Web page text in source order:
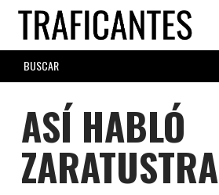
Skip
main
content
SEARCH
FORM
ASÍ HABLÓ
ZARATUSTRA